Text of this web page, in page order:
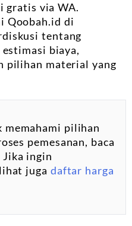
gratis via WA.
Qoobah.id di
tentang
biaya,
pilihan material yang
memahami pilihan
pemesanan, baca
Jika ingin
juga daftar harga